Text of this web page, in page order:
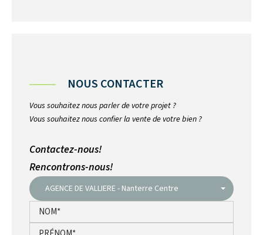
NOUS CONTACTER
Vous souhaitez nous parler de votre projet ?
Vous souhaitez nous confier la vente de votre bien ?
Contactez-nous!
Rencontrons-nous!
AGENCE DE VALLIERE - Nanterre Centre